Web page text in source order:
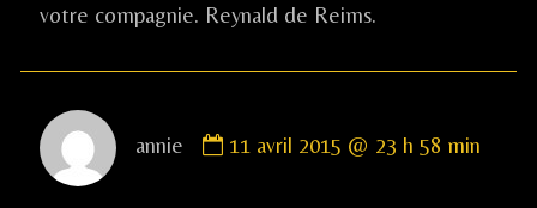
votre compagnie. Reynald de Reims.
annie
by
11 avril 2015 @ 23 h 58 min